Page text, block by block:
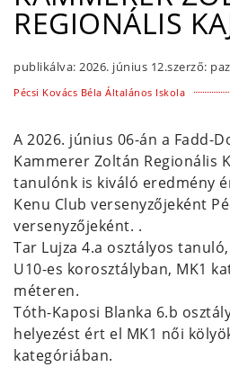
REGIONÁLIS
publikálva: 2026. június 12.szerző:
Pécsi Kovács Béla Általános Iskola
A 2026. június 06-án a Fadd-
Kammerer Zoltán Regionális
tanulónk is kiváló eredmény
Kenu Club versenyzőjeként
versenyzőjeként. .
Tar Lujza 4.a osztályos
U10-es korosztályban, MK1
méteren.
Tóth-Kaposi Blanka 6.b
helyezést ért el MK1 női
kategóriában.